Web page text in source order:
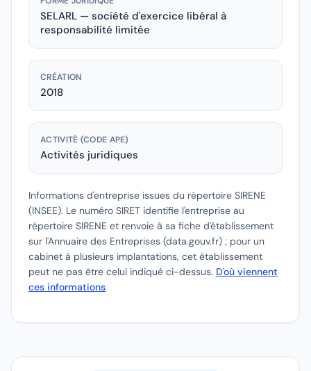
SELARL — société d'exercice libéral à
responsabilité limitée
CRÉATION
2018
ACTIVITÉ (CODE APE)
Activités juridiques
Informations d'entreprise issues du répertoire SIRENE
(INSEE). Le numéro SIRET identifie l'entreprise au
répertoire SIRENE et renvoie à sa fiche d'établissement
sur l'Annuaire des Entreprises (data.gouv.fr) ; pour un
cabinet à plusieurs implantations, cet établissement
peut ne pas être celui indiqué ci-dessus. D'où viennent
ces informations